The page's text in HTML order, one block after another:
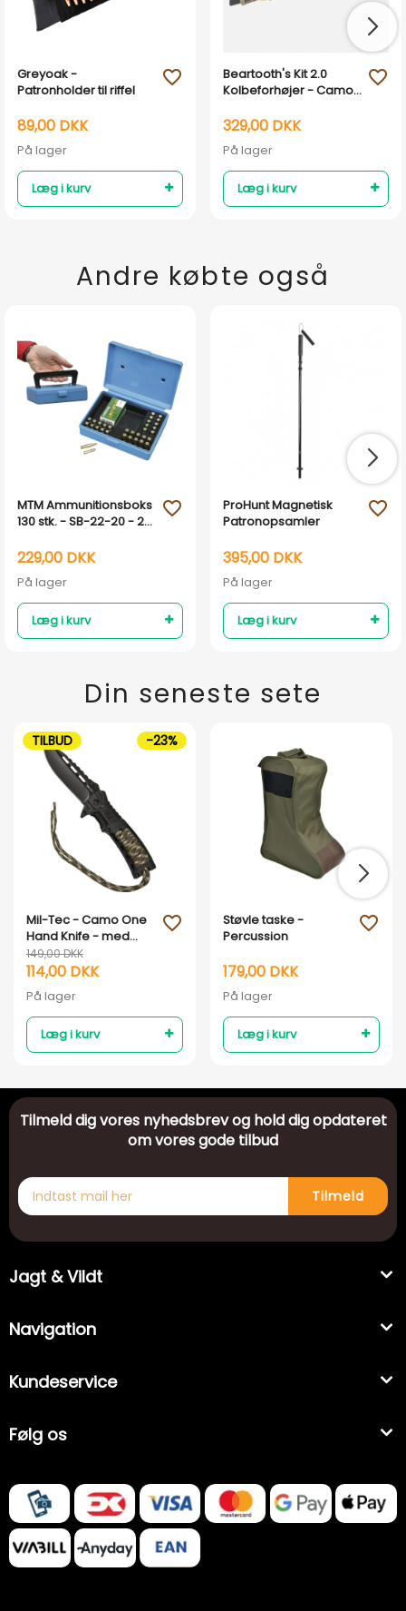
Greyoak -
Patronholder til riffel
89,00 DKK
På lager
Læg i kurv
favorite_outline
Beartooth's Kit 2.0
Kolbeforhøjer - Camo
329,00 DKK
På lager
Læg i kurv
favorite_outline
Andre købte også
MTM Ammunitionsboks
130 stk. - SB-22-20 - 22
229,00 DKK
På lager
Læg i kurv
favorite_outline
ProHunt Magnetisk
Patronopsamler
395,00 DKK
På lager
Læg i kurv
favorite_outline
Din seneste sete
Mil-Tec - Camo One
Hand Knife - med
tændstål
149,00 DKK
114,00 DKK
På lager
Læg i kurv
favorite_outline
TILBUD -23%
Støvle taske -
Percussion
179,00 DKK
På lager
Læg i kurv
favorite_outline
Tilmeld dig vores nyhedsbrev og hold dig opdateret
om vores gode tilbud
Tilmeld
Jagt & Vildt
Navigation
Kundeservice
Følg os